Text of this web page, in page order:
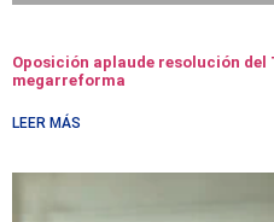
Oposición aplaude resolución
megarreforma
LEER MÁS